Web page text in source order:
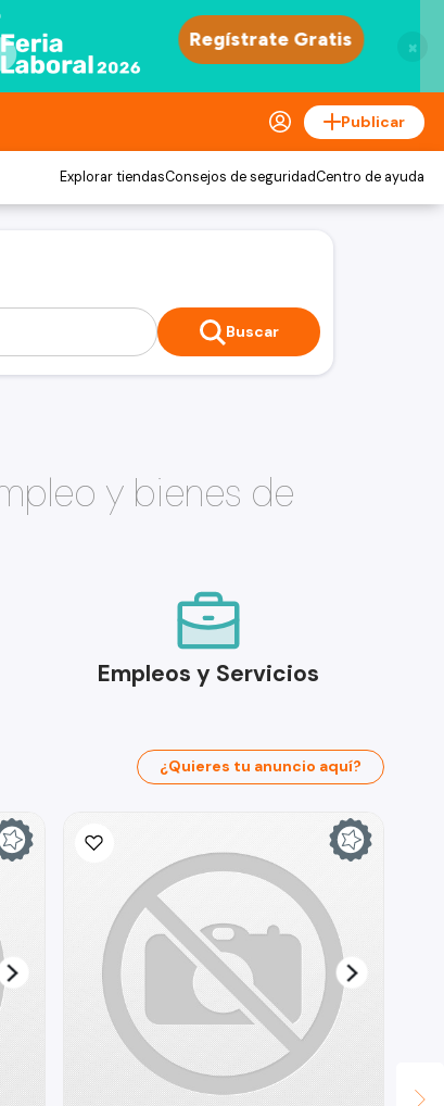
×
Publicar
Explorar tiendasConsejos de seguridadCentro de ayuda
Buscar
y bienes de
Empleos y Servicios
¿Quieres tu anuncio aquí?